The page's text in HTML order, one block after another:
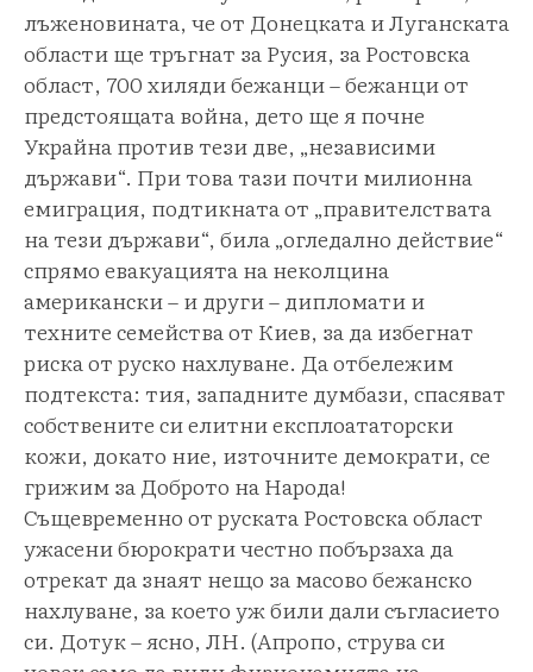
лъженовината, че от Донецката и Луганската
области ще тръгнат за Русия, за Ростовска
област, 700 хиляди бежанци – бежанци от
предстоящата война, дето ще я почне
Украйна против тези две, „независими
държави“. При това тази почти милионна
емиграция, подтикната от „правителствата
на тези държави“, била „огледално действие“
спрямо евакуацията на неколцина
американски – и други – дипломати и
техните семейства от Киев, за да избегнат
риска от руско нахлуване. Да отбележим
подтекста: тия, западните думбази, спасяват
собствените си елитни експлоататорски
кожи, докато ние, източните демократи, се
грижим за Доброто на Народа!
Същевременно от руската Ростовска област
ужасени бюрократи честно побързаха да
отрекат да знаят нещо за масово бежанско
нахлуване, за което уж били дали съгласието
си. Дотук – ясно, ЛН. (Aпропо, струва си